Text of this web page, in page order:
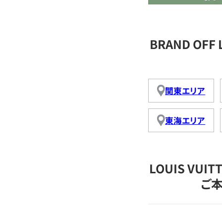
BRAND
関東エリア
東海エリア
LOUIS
ご